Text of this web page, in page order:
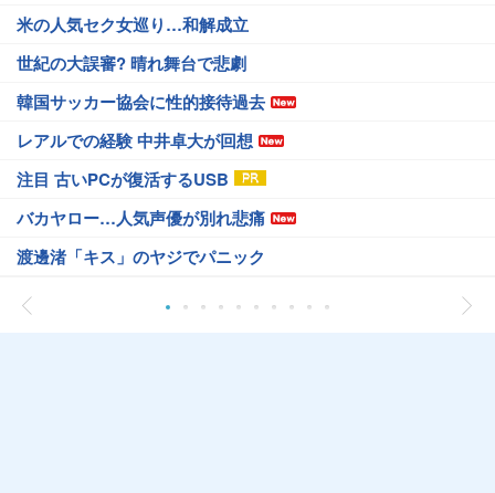
米の人気セク女巡り…和解成立
世紀の大誤審? 晴れ舞台で悲劇
韓国サッカー協会に性的接待過去
レアルでの経験 中井卓大が回想
注目 古いPCが復活するUSB
バカヤロー…人気声優が別れ悲痛
渡邊渚「キス」のヤジでパニック